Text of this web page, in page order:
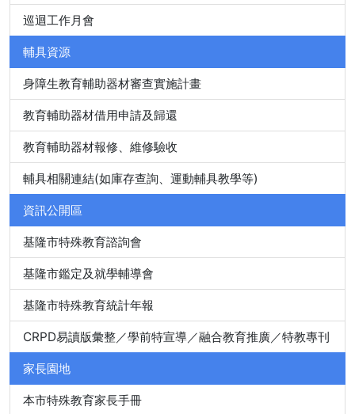
巡迴工作月會
輔具資源
身障生教育輔助器材審查實施計畫
教育輔助器材借用申請及歸還
教育輔助器材報修、維修驗收
輔具相關連結(如庫存查詢、運動輔具教學等)
資訊公開區
基隆市特殊教育諮詢會
基隆市鑑定及就學輔導會
基隆市特殊教育統計年報
CRPD易讀版彙整／學前特宣導／融合教育推廣／特教專刊
家長園地
本市特殊教育家長手冊